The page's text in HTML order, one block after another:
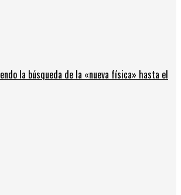
la búsqueda de la «nueva física» hasta el